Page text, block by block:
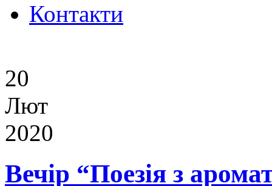
Контакти
20
Лют
2020
Вечір “Поезія з